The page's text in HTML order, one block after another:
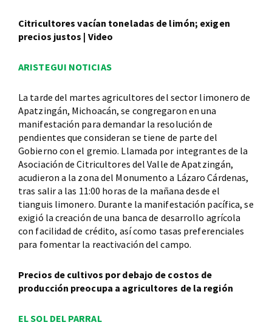
Citricultores vacían toneladas de limón; exigen
precios justos | Video
ARISTEGUI NOTICIAS
La tarde del martes agricultores del sector limonero de
Apatzingán, Michoacán, se congregaron en una
manifestación para demandar la resolución de
pendientes que consideran se tiene de parte del
Gobierno con el gremio. Llamada por integrantes de la
Asociación de Citricultores del Valle de Apatzingán,
acudieron a la zona del Monumento a Lázaro Cárdenas,
tras salir a las 11:00 horas de la mañana desde el
tianguis limonero. Durante la manifestación pacífica, se
exigió la creación de una banca de desarrollo agrícola
con facilidad de crédito, así como tasas preferenciales
para fomentar la reactivación del campo.
Precios de cultivos por debajo de costos de
producción preocupa a agricultores de la región
EL SOL DEL PARRAL